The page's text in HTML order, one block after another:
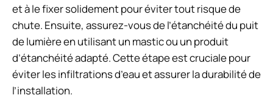
et à le fixer solidement pour éviter tout risque de
chute. Ensuite, assurez-vous de l’étanchéité du puit
de lumière en utilisant un mastic ou un produit
d’étanchéité adapté. Cette étape est cruciale pour
éviter les infiltrations d’eau et assurer la durabilité de
l’installation.